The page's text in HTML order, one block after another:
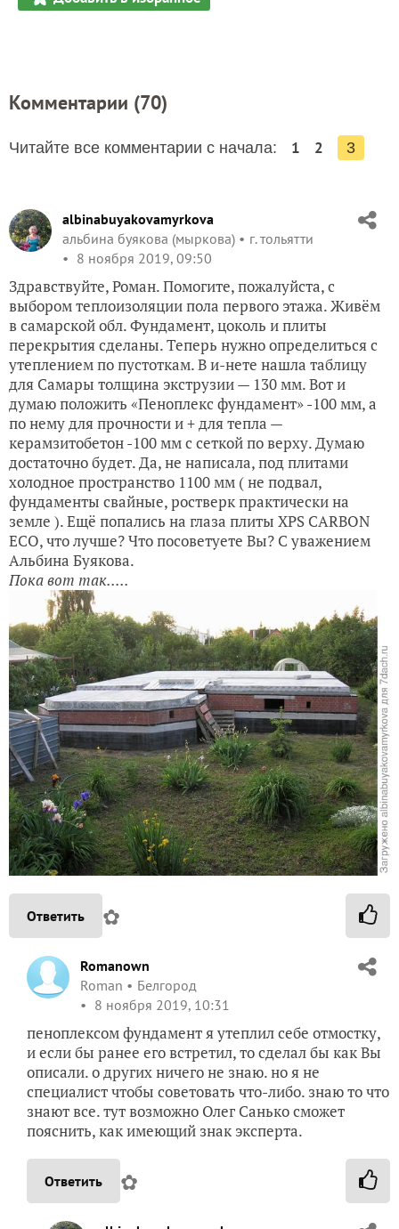
Комментарии (70)
Читайте все комментарии с начала: 1 2 3
albinabuyakovamyrkova
альбина буякова (мыркова)
г. тольятти
8 ноября 2019, 09:50
Здравствуйте, Роман. Помогите, пожалуйста, с
выбором теплоизоляции пола первого этажа. Живём
в самарской обл. Фундамент, цоколь и плиты
перекрытия сделаны. Теперь нужно определиться с
утеплением по пустоткам. В и-нете нашла таблицу
для Самары толщина экструзии — 130 мм. Вот и
думаю положить «Пеноплекс фундамент» -100 мм, а
по нему для прочности и + для тепла —
керамзитобетон -100 мм с сеткой по верху. Думаю
достаточно будет. Да, не написала, под плитами
холодное пространство 1100 мм ( не подвал,
фундаменты свайные, ростверк практически на
земле ). Ещё попались на глаза плиты XPS CARBON
ECO, что лучше? Что посоветуете Вы? С уважением
Альбина Буякова.
Пока вот так.....
Ответить ✿
Romanown
Roman
Белгород
8 ноября 2019, 10:31
пеноплексом фундамент я утеплил себе отмостку,
и если бы ранее его встретил, то сделал бы как Вы
описали. о других ничего не знаю. но я не
специалист чтобы советовать что-либо. знаю то что
знают все. тут возможно Олег Санько сможет
пояснить, как имеющий знак эксперта.
Ответить ✿